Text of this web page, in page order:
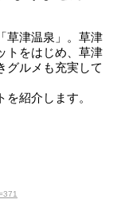
草津温泉」。草津
トをはじめ、草津
グルメも充実して
紹介します。